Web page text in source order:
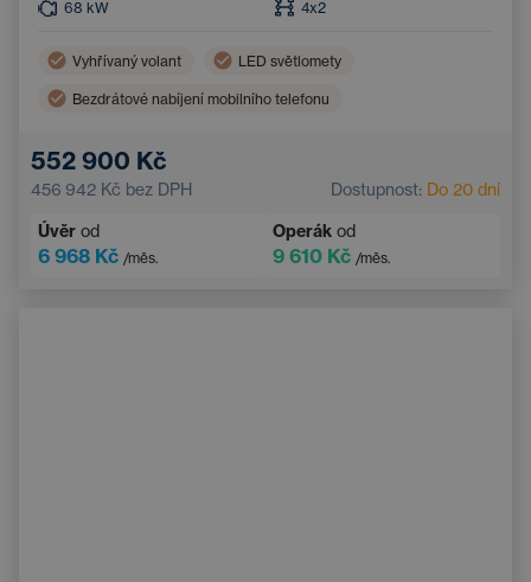
68 kW 4x2
Vyhřívaný volant LED světlomety
Bezdrátové nabíjení mobilního telefonu
Bluetooth
552 900 Kč
456 942 Kč bez DPH Dostupnost: Do 20 dní
Úvěr od
6 968 Kč /měs.
Operák od
9 610 Kč /měs.